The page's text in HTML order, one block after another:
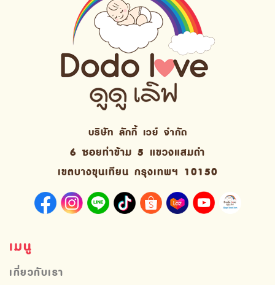
บริษัท ลักกี้ เวย์ จํากัด
6 ซอยท่าข้าม 5 แขวงแสมดำ
เขตบางขุนเทียน กรุงเทพฯ 10150
เมนู
เกี่ยวกับเรา